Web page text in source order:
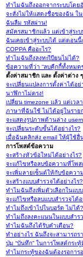
ทำไมฉันถึงออกจากระบบโดย
จะสั่งไม่ให้แสดงชื่อของฉัน ใ
ฉันลืม รหัสผ่าน!
สมัครสมาชิกแล้ว แต่เข้าสู่ระบ
ฉันเคยเข้าสู่ระบบได้ แต่ตอนนี้
COPPA คืออะไร?
ทำไมฉันถึงลงทะเีบียนไม่ได้?
ข้อความที่ว่า “ลบคุีกกี้ทั้งหมด
ตั้งค่าสมาชิก และ ตั้งค่าต่าง ๆ
จะเปลี่ยนแปลงการตั้งค่าได้อย่
นาฬิกาไม่ตรง!
เปลี่ยน timezone แล้ว แต่เวล
ภาษาที่ฉันใช้ ไม่ได้อยู่ในรายก
จะแสดงรูปภาพด้านล่าง
จะเปลี่ยนระดับขั้นได้อย่างไร?
เมื่อฉันคลิกส่ง email ให้ผู้ใช้
การโพสต์ข้อความ
จะสร้างหัวข้อใหม่ได้อย่างไร?
จะแก้ไขหรือลบข้อความที่โพส
จะเพิ่มลายเซ็นต์ให้กับข้อควา
จะสร้างแบบสำรวจได้อย่างไร?
ทำไมฉันถึงเพิ่มตัวเลือกในแบ
จะแก้ไขหรือลบแบบสำรวจได้อ
ทำไมถึงเข้าไปในบอร์ด ไม่ได้?
ทำไมถึงลงคะแนนในแบบสำร
ทำไมฉันถึงได้รับคำเตือน?
ทำอย่างไร ฉันถึงจะสามารถ
ปุ่ม “บันทึก” ในการโพสต์กระทู้
ทำไมกระทู้ของฉันต้องรอการ